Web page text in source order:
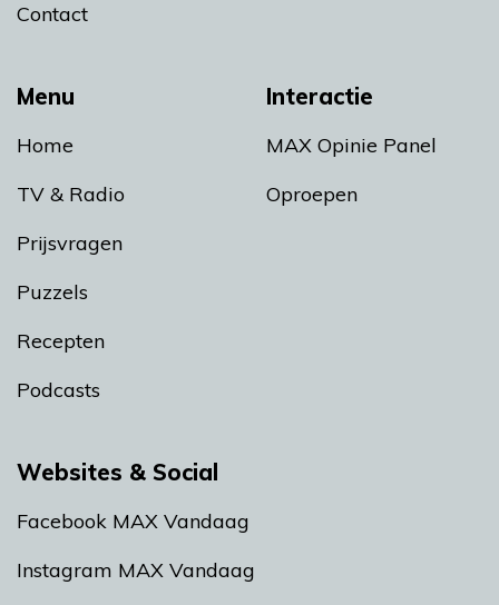
Menu
Home
TV & Radio
Prijsvragen
Puzzels
Recepten
Podcasts
Interactie
MAX Opinie Panel
Oproepen
Contact
Websites & Social
Facebook MAX Vandaag
Instagram MAX Vandaag